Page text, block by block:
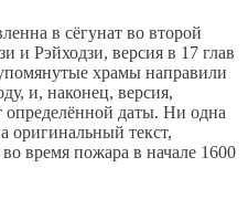
в сёгунат во второй
и Рэйходзи, версия в 17 глав
храмы направили
и, наконец, версия,
определённой даты. Ни одна
оригинальный текст,
время пожара в начале 1600